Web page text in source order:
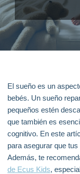
El sueño es un
bebés. Un sueño
pequeños estén
que también es
cognitivo. En este
para asegurar que
Además, te
de Ecus Kids,